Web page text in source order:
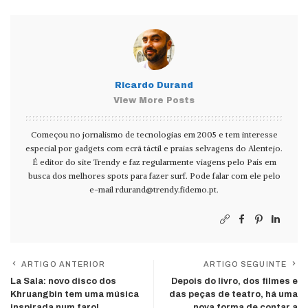
Ricardo Durand
View More Posts
Começou no jornalismo de tecnologias em 2005 e tem interesse
especial por gadgets com ecrã táctil e praias selvagens do Alentejo.
É editor do site Trendy e faz regularmente viagens pelo País em
busca dos melhores spots para fazer surf. Pode falar com ele pelo
e-mail rdurand@trendy.fidemo.pt.
ARTIGO ANTERIOR
La Sala: novo disco dos
Khruangbin tem uma música
ARTIGO SEGUINTE
Depois do livro, dos filmes e
das peças de teatro, há uma